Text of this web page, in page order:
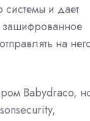
системы и дает
зашифрованное
на
Babydraco,